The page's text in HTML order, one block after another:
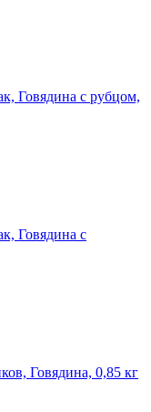
Говядина с рубцом,
Говядина с
Говядина, 0,85 кг